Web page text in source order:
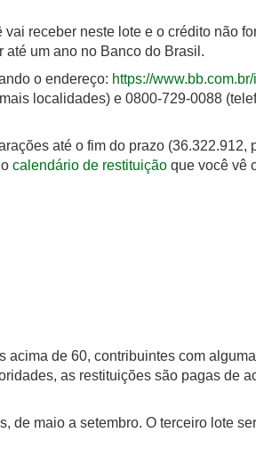
receber neste lote e o crédito não
um ano no Banco do Brasil.
o endereço: https://
localidades) e 0800-729-0088
até o fim do prazo (36.322.912,
calendário de restituição que você vê
de 60, contribuintes com
as restituições são pagas de
maio a setembro. O terceiro lote